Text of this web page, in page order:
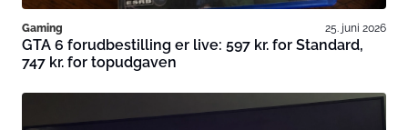
Gaming 25. juni 2026
GTA 6 forudbestilling er live: 597 kr. for Standard,
747 kr. for topudgaven